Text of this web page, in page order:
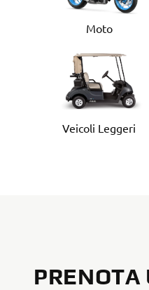
Moto
Veicoli Leggeri
PRENOTA